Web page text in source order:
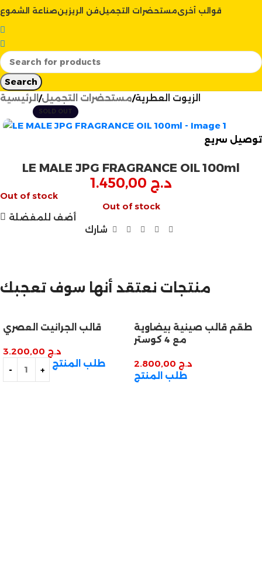
صناعة الشموعفن الريزينمستحضرات التجميلقوالب أخرى
Search
الرئيسية
مستحضرات التجميل الزيوت العطرية
SOLD OUT
توصيل سريع
LE MALE JPG FRAGRANCE OIL 100ml
د.ج
Out of stock
Out of stock
أضف للمفضلة
شارك
تخفيضات نهاية السنة
منتجات نعتقد أنها سوف تعجبك
قالب الجرانيت العصري
د.ج
طلب المنتج
طقم قالب صينية بيضاوية
مع 4 كوستر
د.ج
طلب المنتج